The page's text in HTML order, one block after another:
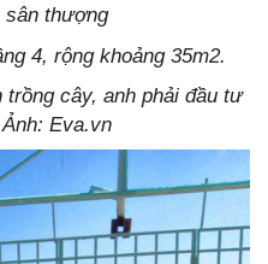
sân thượng
4, rộng khoảng 35m2.
cây, anh phải đầu tư
Eva.vn